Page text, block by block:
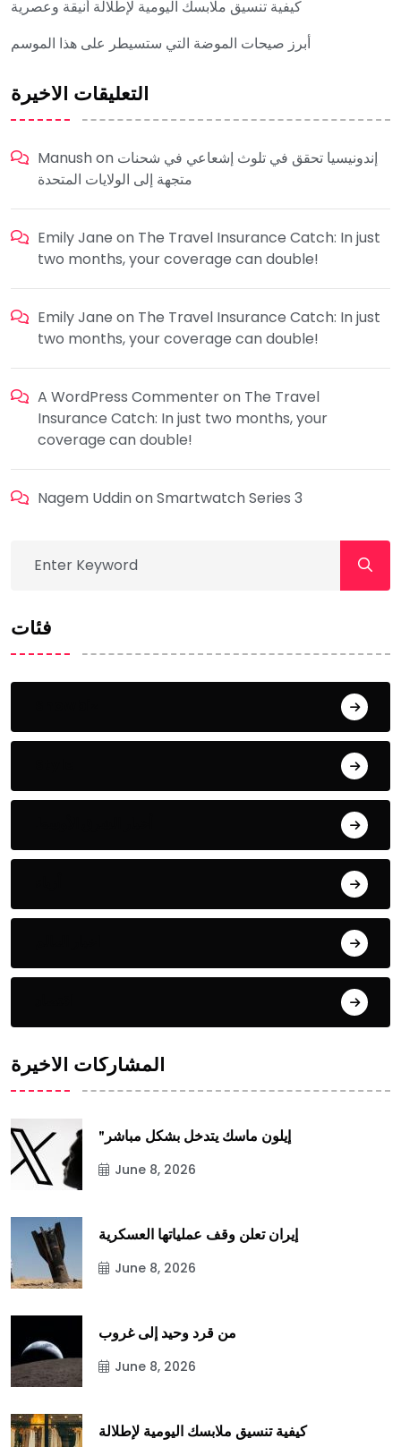
كيفية تنسيق ملابسك اليومية لإطلالة أنيقة وعصرية
أبرز صيحات الموضة التي ستسيطر على هذا الموسم
التعليقات الأخيرة
Manushon إندونيسيا تحقق في تلوث إشعاعي في شحنات
متجهة إلى الولايات المتحدة
Emily Jane on The Travel Insurance Catch: In just
two months, your coverage can double!
Emily Jane on The Travel Insurance Catch: In just
two months, your coverage can double!
A WordPress Commenteron The Travel
Insurance Catch: In just two months, your
coverage can double!
Nagem UddinonSmartwatch Series 3
فئات
المشاركات الأخيرة
"إيلون ماسك يتدخل بشكل مباشر
June 8, 2026
إيران تعلن وقف عملياتها العسكرية
June 8, 2026
من قرد وحيد إلى غروب
June 8, 2026
كيفية تنسيق ملابسك اليومية لإطلالة